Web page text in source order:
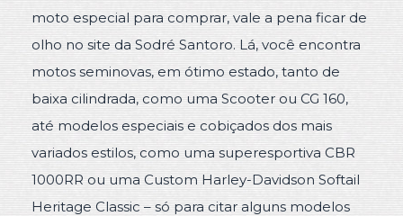
moto especial para comprar, vale a pena ficar de
olho no site da Sodré Santoro. Lá, você encontra
motos seminovas, em ótimo estado, tanto de
baixa cilindrada, como uma Scooter ou CG 160,
até modelos especiais e cobiçados dos mais
variados estilos, como uma superesportiva CBR
1000RR ou uma Custom Harley-Davidson Softail
Heritage Classic – só para citar alguns modelos